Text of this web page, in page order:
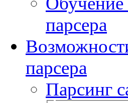
парсера
парсера
Парсинг